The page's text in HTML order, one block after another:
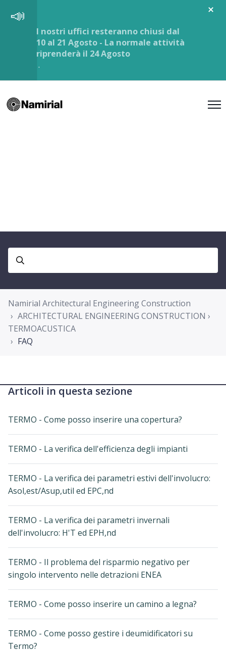
I nostri uffici resteranno chiusi dal
10 al 21 Agosto - La normale attività
riprenderà il 24 Agosto
.
Namirial Architectural Engineering Construction
ARCHITECTURAL ENGINEERING CONSTRUCTION ›
TERMOACUSTICA
FAQ
Articoli in questa sezione
TERMO - Come posso inserire una copertura?
TERMO - La verifica dell'efficienza degli impianti
TERMO - La verifica dei parametri estivi dell'involucro:
Asol,est/Asup,util ed EPC,nd
TERMO - La verifica dei parametri invernali
dell'involucro: H'T ed EPH,nd
TERMO - Il problema del risparmio negativo per
singolo intervento nelle detrazioni ENEA
TERMO - Come posso inserire un camino a legna?
TERMO - Come posso gestire i deumidificatori su
Termo?